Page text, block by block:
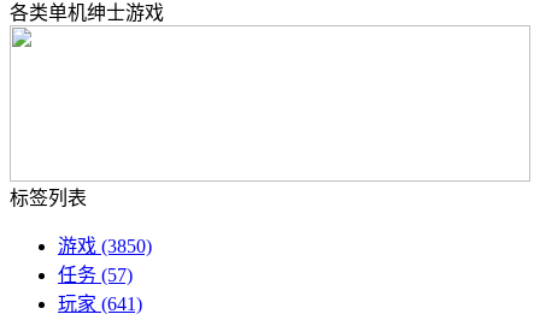
各类单机绅士游戏
标签列表
游戏 (3850)
任务 (57)
玩家 (641)